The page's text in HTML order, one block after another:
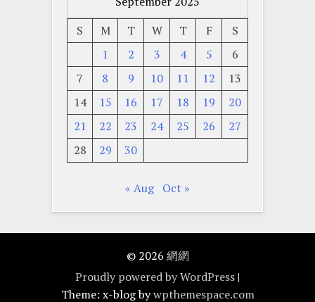
S
M T W T F
S
1
2 3 4 5
6
7
8 9 10 11 12
13
14
15 16 17 18 19
20
21
22 23 24 25 26
27
28
29 30
« Aug Oct »
© 2026 網網
Proudly powered by WordPress |
Theme: x-blog bywpthemespace.com